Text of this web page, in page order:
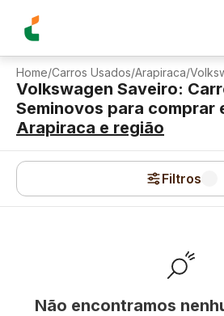
Home/Carros Usados/Arapiraca/
Volkswagen Saveiro:
Seminovos para comprar
Arapiraca e região
Filtros
Não encontramos